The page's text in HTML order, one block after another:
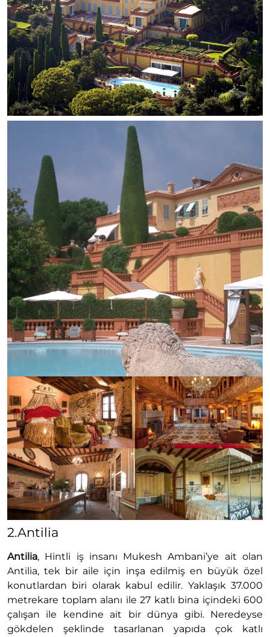
2.Antilia
Antilia, Hintli iş insanı Mukesh Ambani’ye ait olan
Antilia, tek bir aile için inşa edilmiş en büyük özel
konutlardan biri olarak kabul edilir. Yaklaşık 37.000
metrekare toplam alanı ile 27 katlı bina içindeki 600
çalışan ile kendine ait bir dünya gibi. Neredeyse
gökdelen şeklinde tasarlanan yapıda çok katlı